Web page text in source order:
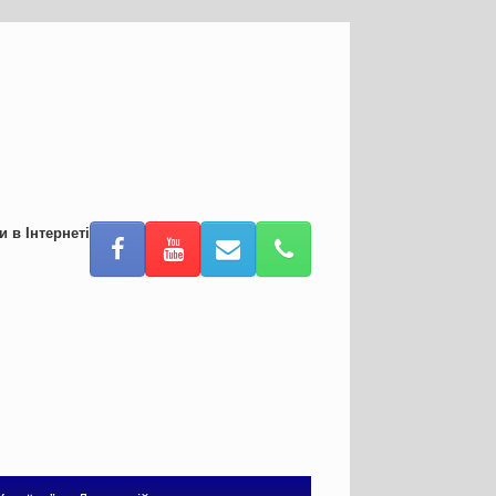
в Інтернеті